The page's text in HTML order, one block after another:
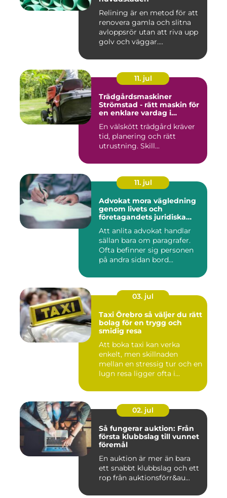
Relining är en metod för att
renovera gamla och slitna
avloppsrör utan att riva upp
golv och väggar....
11. jul
Trädgårdsmaskiner
Strömstad - rätt maskin för
en enklare vardag i
En välskött trädgård kräver
tid, planering och rätt
utrustning. Skill...
11. jul
Advokat mora vägledning
genom livets och
företagandets juridiska
Att anlita advokat handlar
sällan bara om paragrafer.
Ofta befinner sig personen
på andra sidan bord...
03. jul
Taxi Örebro så väljer du rätt
bolag för en trygg och
smidig resa
Att boka taxi kan verka
enkelt, men skillnaden
mellan en stressig tur och en
lugn resa ligger ofta i...
02. jul
Så fungerar auktion: Från
första klubbslag till vunnet
föremål
En auktion är mer än bara
ett snabbt klubbslag och ett
rop från auktionsförr&au...